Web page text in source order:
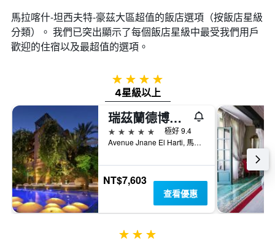
馬拉喀什-坦西夫特-豪茲大區超值的飯店選項（按飯店星級
分類）。 我們已突出顯示了每個飯店星級中最受我們用戶
歡迎的住宿以及最超值的選項。
4星級
4星級以上
瑞茲蘭德博宮酒店及spa
5星級
極好 9.4
Avenue Jnane El Harti, 馬拉喀什, 摩洛哥
NT$7,603
查看優惠
3星級